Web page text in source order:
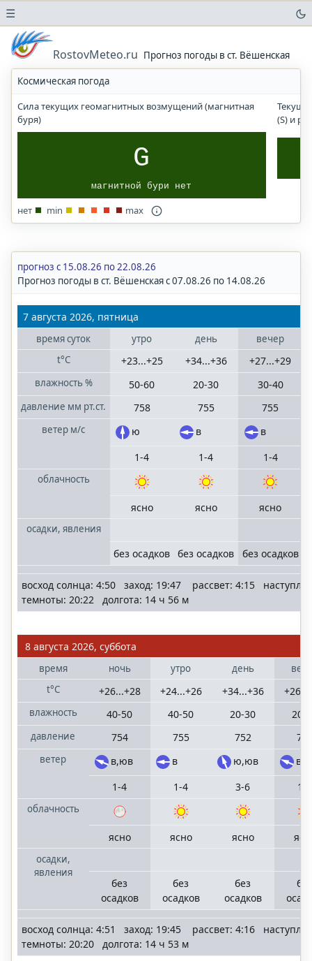
RostovMeteo.ru Прогноз погоды в ст. Вёшенская
☰
Космическая погода
Сила текущих геомагнитных возмущений (магнитная
буря)
G
магнитной бури нет
(S) и
нет min max
прогноз с 15.08.26 по 22.08.26
Прогноз погоды в ст. Вёшенская с 07.08.26 по 14.08.26
7 августа 2026, пятница
времясуток
t°C
влажность%
давление мм рт.ст.
ветер м/с
облачность
осадки, явления
утро
+23...+25
50-60
758
ю
1-4
ясно
без осадков
день
+34...+36
20-30
755
в
1-4
ясно
без осадков
вечер
+27...+29
30-40
755
в
1-4
ясно
без осадков
восход солнца: 4:50 заход: 19:47 рассвет: 4:15
темноты: 20:22 долгота: 14 ч 56 м
8 августа 2026, суббота
время
t°C
влажность
давление
ветер
облачность
осадки,
явления
ночь
+26...+28
40-50
754
в,юв
1-4
ясно
без
осадков
утро
+24...+26
40-50
755
в
1-4
ясно
без
осадков
день
+34...+36
20-30
752
ю,юв
3-6
ясно
без
осадков
20-
1-4
восход солнца: 4:51 заход: 19:45 рассвет: 4:16
темноты: 20:20 долгота: 14 ч 53 м
Погода
в
Прогноз
УФ-
индекса
населенных
пунктах
Волгоград
Волгоградская
область
Казань
Татарстан
Краснодар
область
Новгород
Нижегородская
область
Ростовская
область
Санкт-
Петербург
Ленинградская
область
Сочи
населенные
пункты
Большого Сочи
—
terrameteo.ru
конфиденциальности